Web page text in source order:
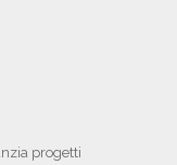
progetti